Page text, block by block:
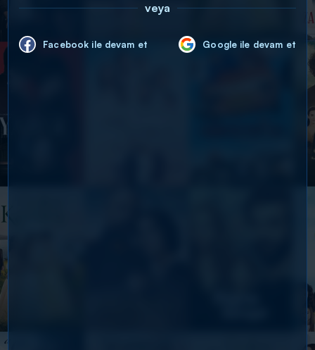
veya
Facebook ile devam et Google ile devam et